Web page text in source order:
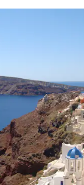
z značko